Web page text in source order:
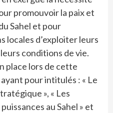
promouvoir la paix et
Sahel et pour
locales d’exploiter leurs
conditions de vie.
place lors de cette
pour intitulés : « Le
», « Les
au Sahel » et